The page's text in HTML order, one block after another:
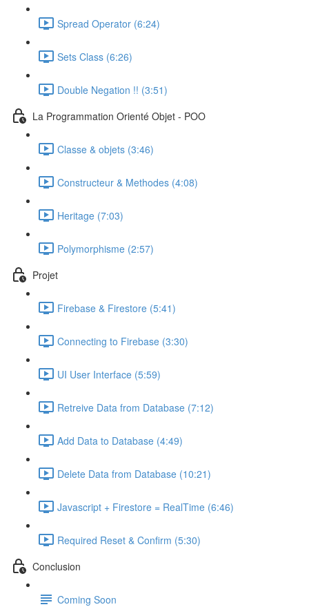
Spread Operator (6:24)
Sets Class (6:26)
Double Negation !! (3:51)
La Programmation Orienté Objet - POO
Classe & objets (3:46)
Constructeur & Methodes (4:08)
Heritage (7:03)
Polymorphisme (2:57)
Projet
Firebase & Firestore (5:41)
Connecting to Firebase (3:30)
UI User Interface (5:59)
Retreive Data from Database (7:12)
Add Data to Database (4:49)
Delete Data from Database (10:21)
Javascript + Firestore = RealTime (6:46)
Required Reset & Confirm (5:30)
Conclusion
Coming Soon